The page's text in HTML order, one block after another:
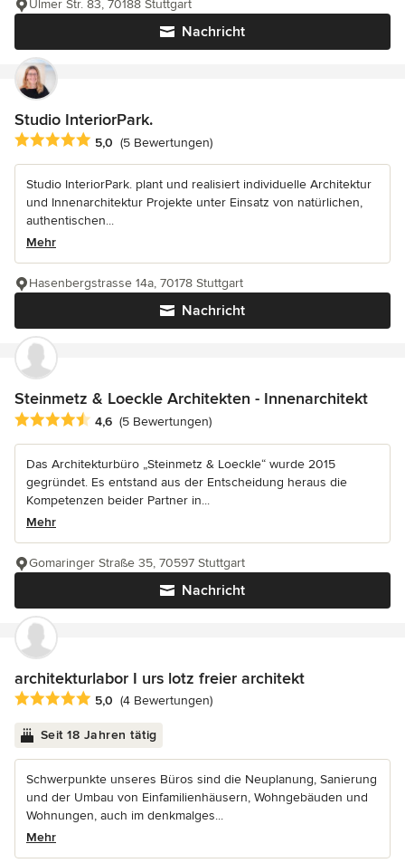
Nachricht
Ulmer Str. 83, 70188 Stuttgart
Studio InteriorPark.
Durchschnittliche Bewertung: 5 von 5 Sternen
5,0 (5 Bewertungen)
Studio InteriorPark. plant und realisiert individuelle Architektur
und Innenarchitektur Projekte unter Einsatz von natürlichen,
authentischen...
Mehr
Nachricht
Hasenbergstrasse 14a, 70178 Stuttgart
Steinmetz & Loeckle Architekten - Innenarchitekt
Durchschnittliche Bewertung: 4.6 von 5 Sternen
4,6 (5 Bewertungen)
Das Architekturbüro „Steinmetz & Loeckle“ wurde 2015
gegründet. Es entstand aus der Entscheidung heraus die
Kompetenzen beider Partner in...
Mehr
Nachricht
Gomaringer Straße 35, 70597 Stuttgart
architekturlabor I urs lotz freier architekt
Durchschnittliche Bewertung: 5 von 5 Sternen
5,0 (4 Bewertungen)
Seit 18 Jahren tätig
Schwerpunkte unseres Büros sind die Neuplanung, Sanierung
und der Umbau von Einfamilienhäusern, Wohngebäuden und
Wohnungen, auch im denkmalges...
Mehr